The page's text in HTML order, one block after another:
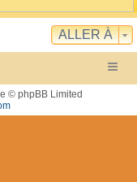
ALLER À
© phpBB Limited